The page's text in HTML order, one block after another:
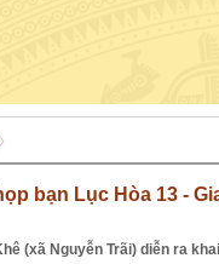
bạn Lục Hòa 13 -
(xã Nguyễn Trãi) diễn ra